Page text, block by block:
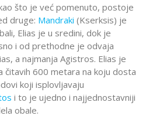
što je već pomenuto, postoje
druge: Mandraki (Kserksis) je
Elias je u sredini, dok je
i od prethodne je odvaja
a najmanja Agistros. Elias je
čitavih 600 metara na koju dosta
koji isplovljavaju
i to je ujedno i najjednostavniji
obale.